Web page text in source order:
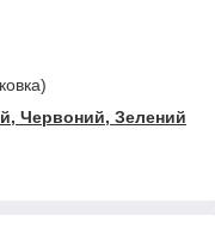
Червоний, Зелений